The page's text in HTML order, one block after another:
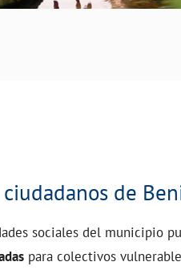
de
sociales del municipio
para colectivos